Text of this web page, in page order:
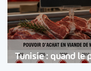
Tunisie : quand le